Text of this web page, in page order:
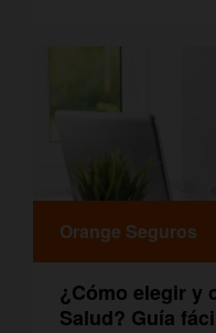
Orange Seguros
¿Cómo elegir y
Salud? Guía